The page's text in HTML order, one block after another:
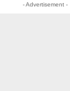
- Advertisement -